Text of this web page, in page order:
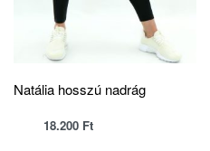
Natália hosszú nadrág
18.200 Ft